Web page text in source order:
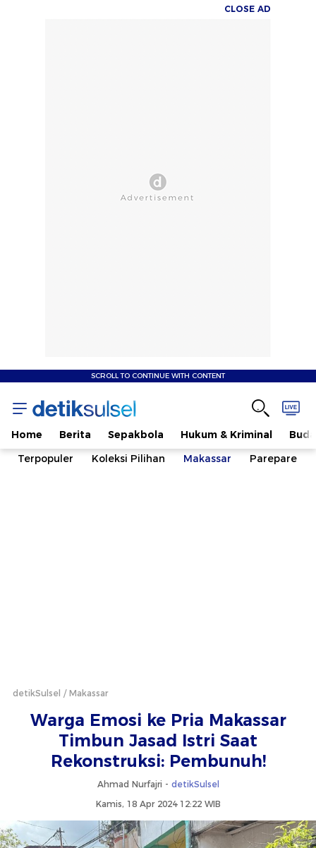
CLOSE AD
SCROLL TO CONTINUE WITH CONTENT
Home Berita Sepakbola Hukum & Kriminal
Terpopuler
Koleksi Pilihan Makassar Parepare
detikSulsel Makassar
Warga Emosi ke Pria Makassar
Timbun Jasad Istri Saat
Rekonstruksi: Pembunuh!
Ahmad Nurfajri - detikSulsel
Kamis, 18 Apr 2024 12:22 WIB